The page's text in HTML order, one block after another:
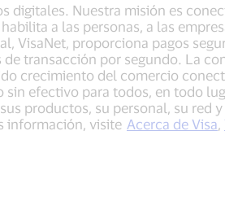
digitales. Nuestra misión es
a las personas, a las
VisaNet, proporciona pagos
transacción por segundo. La
crecimiento del comercio
efectivo para todos, en todo
productos, su personal, su red
información, visite Acerca de Visa